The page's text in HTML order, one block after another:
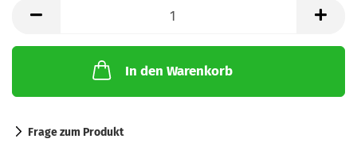
In den Warenkorb
Frage zum Produkt